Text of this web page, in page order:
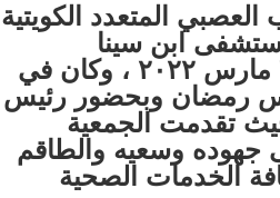
المتعدد الكويتية
ابن سينا
للجراحات التخصصية في يوم الاحد ٢٧ مارس ٢٠٢٢ ، وكان في
رمضان وبحضور رئيس
حيث تقدمت الجمعية
جهوده وسعيه والطاقم
الخدمات الصحية